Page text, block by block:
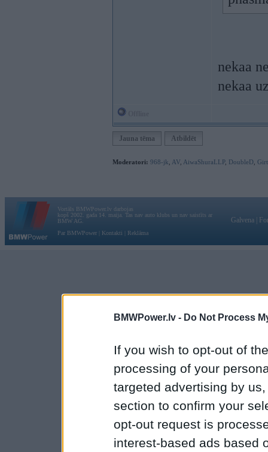
BMWPower.lv - Do Not Process
If you wish to opt-out of
processing of your
targeted advertising by
section to confirm your
opt-out request is
interest-based ads based
nekaa
nekaa
Jauna tēma Atbildēt
Moderatori: 968-jk AV AiwaShuraLLP, DoubleD
Vortāls BMWPower.lv darbojas
kopš 2002. gada 14. maija. Tas nav auto klubs un nav saistīts ar
BMW AG.
Par BMWPower
Kontakti Reklāma
Galvena